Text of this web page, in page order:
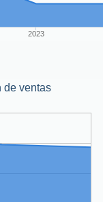
2023
de ventas